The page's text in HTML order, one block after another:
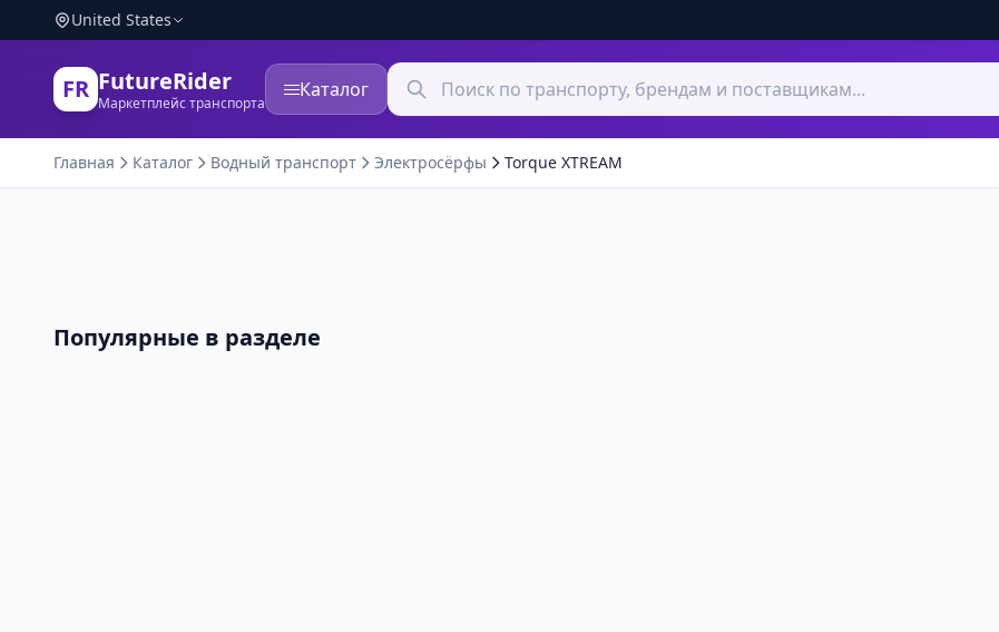
United States
FR FutureRider
Маркетплейс транспорта
Каталог
Главная Каталог Водный транспорт Электросёрфы Torque XTREAM
Популярные в разделе